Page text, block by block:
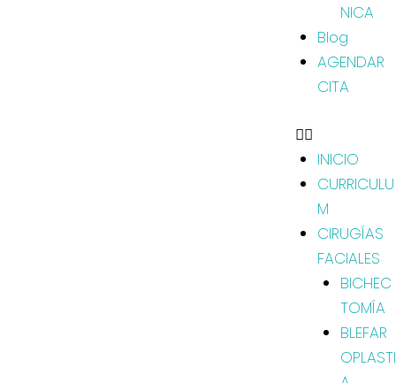
NICA
Blog
AGENDAR
CITA
INICIO
CURRICULU
M
CIRUGÍAS
FACIALES
BICHEC
TOMÍA
BLEFAR
OPLASTI